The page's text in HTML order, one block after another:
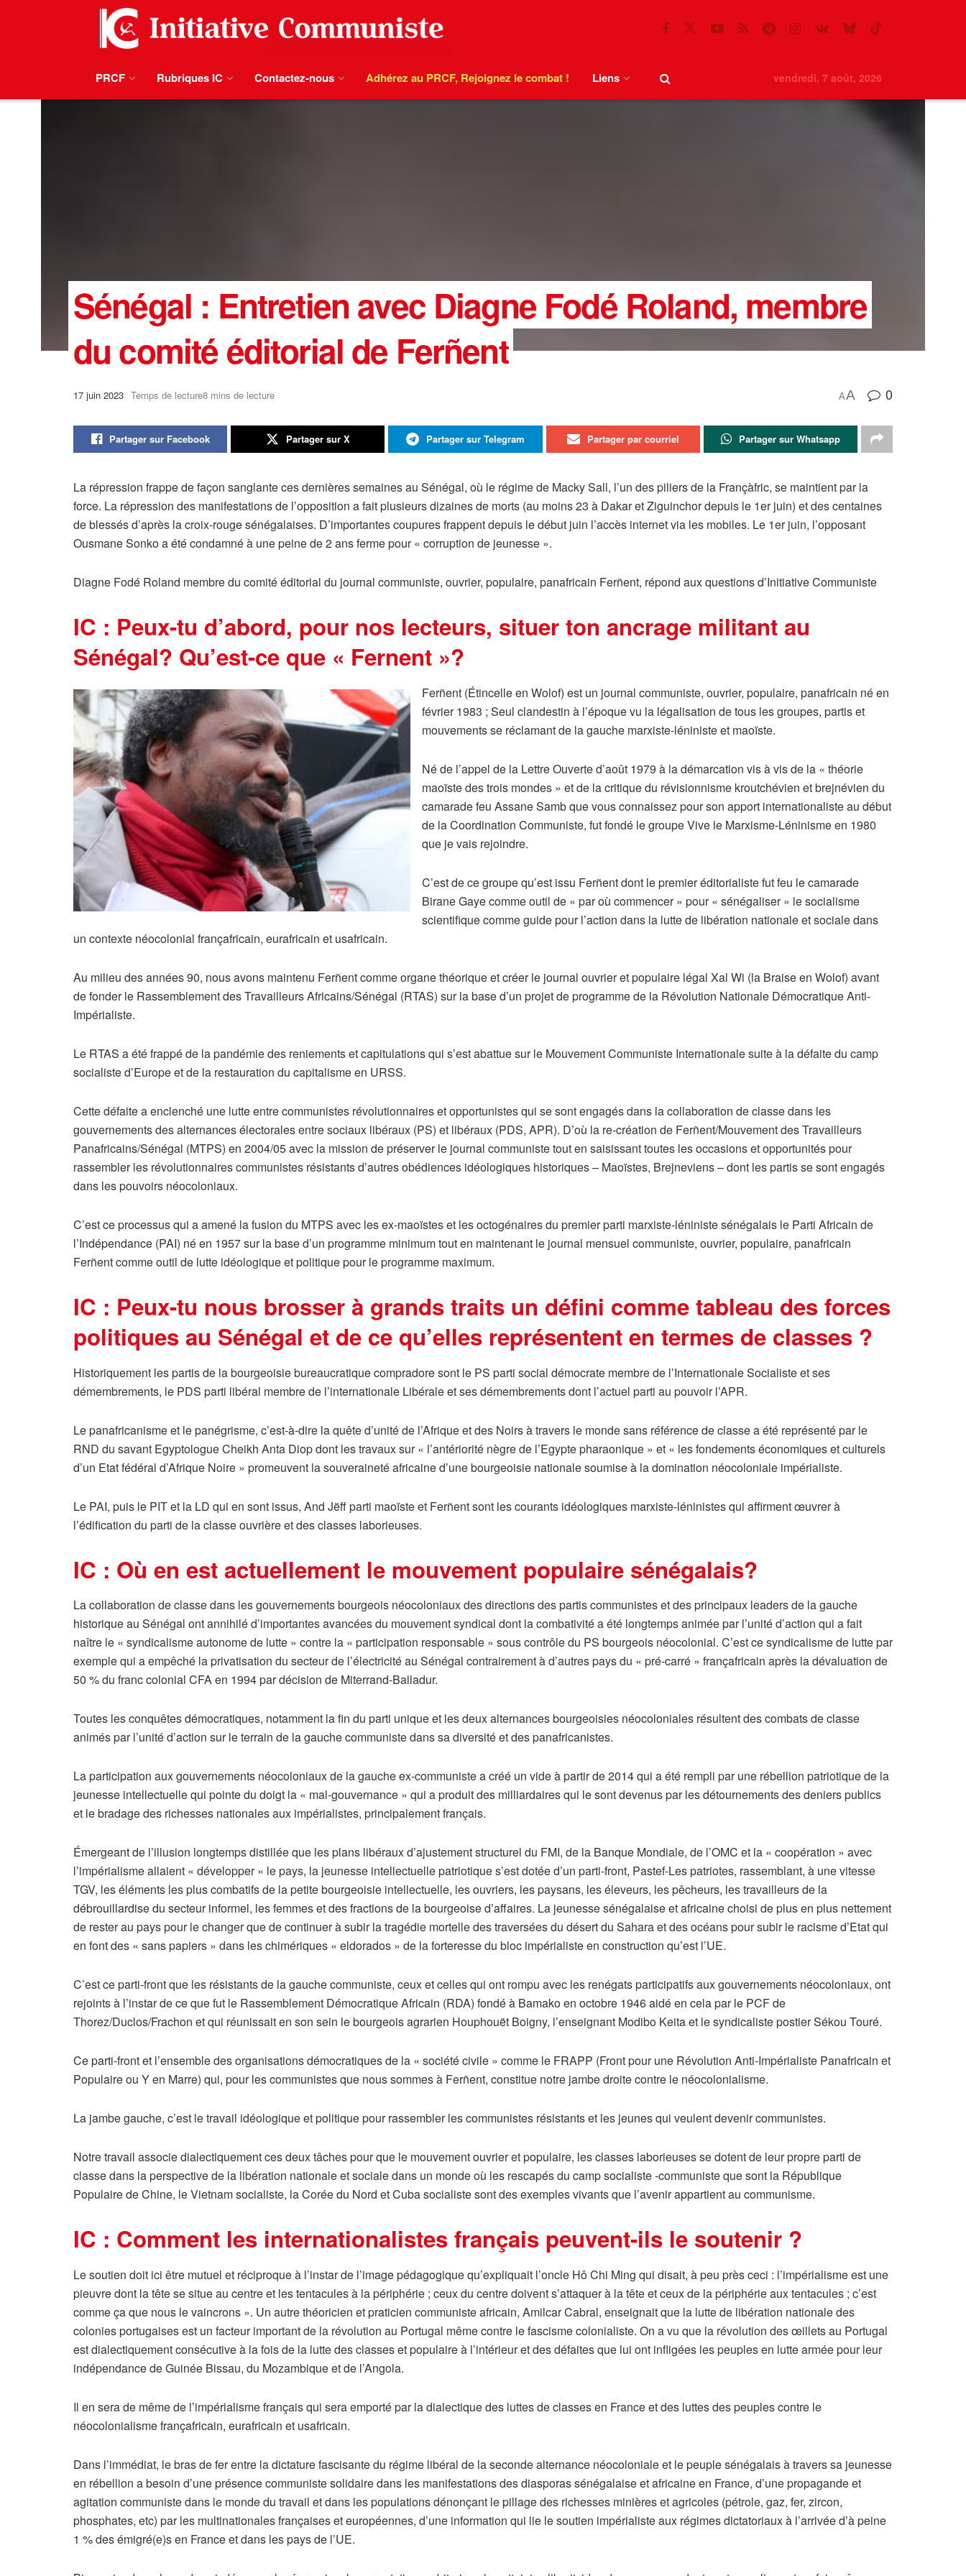
PRCF Rubriques IC Contactez-nous Adhérez au PRCF, Rejoignez le combat ! Liens vendredi, 7 août, 2026
Sénégal : Entretien avec Diagne Fodé Roland, membre
du comité éditorial de Ferñent
17 juin 2023 Temps de lecture8 mins de lecture AA 0
Partager sur Facebook Partager sur X Partager sur Telegram Partager par courriel Partager sur Whatsapp
La répression frappe de façon sanglante ces dernières semaines au Sénégal, où le régime de Macky Sall, l’un des piliers de la Françàfric, se maintient par la
force. La répression des manifestations de l’opposition a fait plusieurs dizaines de morts (au moins 23 à Dakar et Ziguinchor depuis le 1er juin) et des centaines
de blessés d’après la croix-rouge sénégalaises. D’importantes coupures frappent depuis le début juin l’accès internet via les mobiles. Le 1er juin, l’opposant
Ousmane Sonko a été condamné à une peine de 2 ans ferme pour « corruption de jeunesse ».
Diagne Fodé Roland membre du comité éditorial du journal communiste, ouvrier, populaire, panafricain Ferñent, répond aux questions d’Initiative Communiste
IC : Peux-tu d’abord, pour nos lecteurs, situer ton ancrage militant au
Sénégal? Qu’est-ce que « Fernent »?
Ferñent (Étincelle en Wolof) est un journal communiste, ouvrier, populaire, panafricain né en
février 1983 ; Seul clandestin à l’époque vu la légalisation de tous les groupes, partis et
mouvements se réclamant de la gauche marxiste-léniniste et maoïste.
Né de l’appel de la Lettre Ouverte d’août 1979 à la démarcation vis à vis de la « théorie
maoïste des trois mondes » et de la critique du révisionnisme kroutchévien et brejnévien du
camarade feu Assane Samb que vous connaissez pour son apport internationaliste au début
de la Coordination Communiste, fut fondé le groupe Vive le Marxisme-Léninisme en 1980
que je vais rejoindre.
C’est de ce groupe qu’est issu Ferñent dont le premier éditorialiste fut feu le camarade
Birane Gaye comme outil de « par où commencer » pour « sénégaliser » le socialisme
scientifique comme guide pour l’action dans la lutte de libération nationale et sociale dans
un contexte néocolonial françafricain, eurafricain et usafricain.
Au milieu des années 90, nous avons maintenu Ferñent comme organe théorique et créer le journal ouvrier et populaire légal Xal Wi (la Braise en Wolof) avant
de fonder le Rassemblement des Travailleurs Africains/Sénégal (RTAS) sur la base d’un projet de programme de la Révolution Nationale Démocratique Anti-
Impérialiste.
Le RTAS a été frappé de la pandémie des reniements et capitulations qui s’est abattue sur le Mouvement Communiste Internationale suite à la défaite du camp
socialiste d’Europe et de la restauration du capitalisme en URSS.
Cette défaite a enclenché une lutte entre communistes révolutionnaires et opportunistes qui se sont engagés dans la collaboration de classe dans les
gouvernements des alternances électorales entre sociaux libéraux (PS) et libéraux (PDS, APR). D’où la re-création de Ferñent/Mouvement des Travailleurs
Panafricains/Sénégal (MTPS) en 2004/05 avec la mission de préserver le journal communiste tout en saisissant toutes les occasions et opportunités pour
rassembler les révolutionnaires communistes résistants d’autres obédiences idéologiques historiques – Maoïstes, Brejneviens – dont les partis se sont engagés
dans les pouvoirs néocoloniaux.
C’est ce processus qui a amené la fusion du MTPS avec les ex-maoïstes et les octogénaires du premier parti marxiste-léniniste sénégalais le Parti Africain de
l’Indépendance (PAI) né en 1957 sur la base d’un programme minimum tout en maintenant le journal mensuel communiste, ouvrier, populaire, panafricain
Ferñent comme outil de lutte idéologique et politique pour le programme maximum.
IC : Peux-tu nous brosser à grands traits un défini comme tableau des forces
politiques au Sénégal et de ce qu’elles représentent en termes de classes ?
Historiquement les partis de la bourgeoisie bureaucratique compradore sont le PS parti social démocrate membre de l’Internationale Socialiste et ses
démembrements, le PDS parti libéral membre de l’internationale Libérale et ses démembrements dont l’actuel parti au pouvoir l’APR.
Le panafricanisme et le panégrisme, c’est-à-dire la quête d’unité de l’Afrique et des Noirs à travers le monde sans référence de classe a été représenté par le
RND du savant Egyptologue Cheikh Anta Diop dont les travaux sur « l’antériorité nègre de l’Egypte pharaonique » et « les fondements économiques et culturels
d’un Etat fédéral d’Afrique Noire » promeuvent la souveraineté africaine d’une bourgeoisie nationale soumise à la domination néocoloniale impérialiste.
Le PAI, puis le PIT et la LD qui en sont issus, And Jëff parti maoïste et Ferñent sont les courants idéologiques marxiste-léninistes qui affirment œuvrer à
l’édification du parti de la classe ouvrière et des classes laborieuses.
IC : Où en est actuellement le mouvement populaire sénégalais?
La collaboration de classe dans les gouvernements bourgeois néocoloniaux des directions des partis communistes et des principaux leaders de la gauche
historique au Sénégal ont annihilé d’importantes avancées du mouvement syndical dont la combativité a été longtemps animée par l’unité d’action qui a fait
naître le « syndicalisme autonome de lutte » contre la « participation responsable » sous contrôle du PS bourgeois néocolonial. C’est ce syndicalisme de lutte par
exemple qui a empêché la privatisation du secteur de l’électricité au Sénégal contrairement à d’autres pays du « pré-carré » françafricain après la dévaluation de
50 % du franc colonial CFA en 1994 par décision de Miterrand-Balladur.
Toutes les conquêtes démocratiques, notamment la fin du parti unique et les deux alternances bourgeoisies néocoloniales résultent des combats de classe
animés par l’unité d’action sur le terrain de la gauche communiste dans sa diversité et des panafricanistes.
La participation aux gouvernements néocoloniaux de la gauche ex-communiste a créé un vide à partir de 2014 qui a été rempli par une rébellion patriotique de la
jeunesse intellectuelle qui pointe du doigt la « mal-gouvernance » qui a produit des milliardaires qui le sont devenus par les détournements des deniers publics
et le bradage des richesses nationales aux impérialistes, principalement français.
Émergeant de l’illusion longtemps distillée que les plans libéraux d’ajustement structurel du FMI, de la Banque Mondiale, de l’OMC et la « coopération » avec
l’impérialisme allaient « développer » le pays, la jeunesse intellectuelle patriotique s’est dotée d’un parti-front, Pastef-Les patriotes, rassemblant, à une vitesse
TGV, les éléments les plus combatifs de la petite bourgeoisie intellectuelle, les ouvriers, les paysans, les éleveurs, les pêcheurs, les travailleurs de la
débrouillardise du secteur informel, les femmes et des fractions de la bourgeoise d’affaires. La jeunesse sénégalaise et africaine choisi de plus en plus nettement
de rester au pays pour le changer que de continuer à subir la tragédie mortelle des traversées du désert du Sahara et des océans pour subir le racisme d’Etat qui
en font des « sans papiers » dans les chimériques « eldorados » de la forteresse du bloc impérialiste en construction qu’est l’UE.
C’est ce parti-front que les résistants de la gauche communiste, ceux et celles qui ont rompu avec les renégats participatifs aux gouvernements néocoloniaux, ont
rejoints à l’instar de ce que fut le Rassemblement Démocratique Africain (RDA) fondé à Bamako en octobre 1946 aidé en cela par le PCF de
Thorez/Duclos/Frachon et qui réunissait en son sein le bourgeois agrarien Houphouët Boigny, l’enseignant Modibo Keita et le syndicaliste postier Sékou Touré.
Ce parti-front et l’ensemble des organisations démocratiques de la « société civile » comme le FRAPP (Front pour une Révolution Anti-Impérialiste Panafricain et
Populaire ou Y en Marre) qui, pour les communistes que nous sommes à Ferñent, constitue notre jambe droite contre le néocolonialisme.
La jambe gauche, c’est le travail idéologique et politique pour rassembler les communistes résistants et les jeunes qui veulent devenir communistes.
Notre travail associe dialectiquement ces deux tâches pour que le mouvement ouvrier et populaire, les classes laborieuses se dotent de leur propre parti de
classe dans la perspective de la libération nationale et sociale dans un monde où les rescapés du camp socialiste -communiste que sont la République
Populaire de Chine, le Vietnam socialiste, la Corée du Nord et Cuba socialiste sont des exemples vivants que l’avenir appartient au communisme.
IC : Comment les internationalistes français peuvent-ils le soutenir ?
Le soutien doit ici être mutuel et réciproque à l’instar de l’image pédagogique qu’expliquait l’oncle Hô Chi Ming qui disait, à peu près ceci : l’impérialisme est une
pieuvre dont la tête se situe au centre et les tentacules à la périphérie ; ceux du centre doivent s’attaquer à la tête et ceux de la périphérie aux tentacules ; c’est
comme ça que nous le vaincrons ». Un autre théoricien et praticien communiste africain, Amilcar Cabral, enseignait que la lutte de libération nationale des
colonies portugaises est un facteur important de la révolution au Portugal même contre le fascisme colonialiste. On a vu que la révolution des œillets au Portugal
est dialectiquement consécutive à la fois de la lutte des classes et populaire à l’intérieur et des défaites que lui ont infligées les peuples en lutte armée pour leur
indépendance de Guinée Bissau, du Mozambique et de l’Angola.
Il en sera de même de l’impérialisme français qui sera emporté par la dialectique des luttes de classes en France et des luttes des peuples contre le
néocolonialisme françafricain, eurafricain et usafricain.
Dans l’immédiat, le bras de fer entre la dictature fascisante du régime libéral de la seconde alternance néocoloniale et le peuple sénégalais à travers sa jeunesse
en rébellion a besoin d’une présence communiste solidaire dans les manifestations des diasporas sénégalaise et africaine en France, d’une propagande et
agitation communiste dans le monde du travail et dans les populations dénonçant le pillage des richesses minières et agricoles (pétrole, gaz, fer, zircon,
phosphates, etc) par les multinationales françaises et européennes, d’une information qui lie le soutien impérialiste aux régimes dictatoriaux à l’arrivée d’à peine
1 % des émigré(e)s en France et dans les pays de l’UE.